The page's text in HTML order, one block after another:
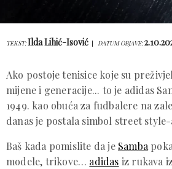
TEKST:Ilda Lihić-Isović DATUM OBJAVE:
Ako postoje tenisice koje su
mijene i generacije... to je adidas
1949. kao obuća za fudbalere na
danas je postala simbol street style-
Baš kada pomislite da je Samba
modele, trikove… adidas iz rukava